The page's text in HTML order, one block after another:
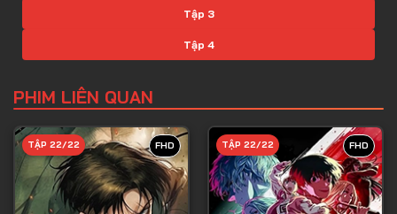
Tập 3
Tập 4
Tập 6
Tập 7
Tập 8
Tập 9
PHIM LIÊN QUAN
FHD
TẬP 22/22 FHD
TẬP 22/22